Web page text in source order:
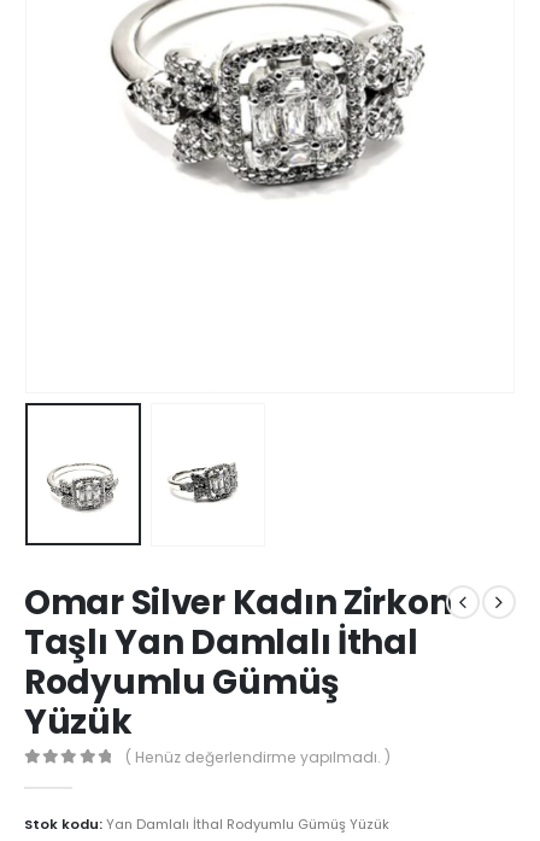
Omar Silver Kadın Zirkon
Taşlı Yan Damlalı İthal
Rodyumlu Gümüş
Yüzük
( Henüz değerlendirme yapılmadı. )
Stok kodu:Yan Damlalı İthal Rodyumlu Gümüş Yüzük